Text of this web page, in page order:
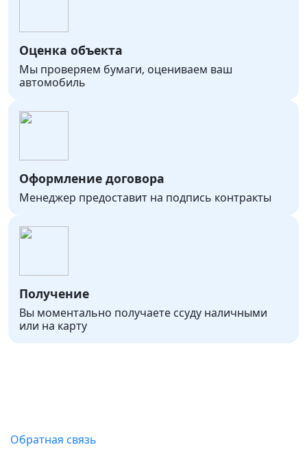
Оценка объекта
Мы проверяем бумаги, оцениваем ваш
автомобиль
Оформление договора
Менеджер предоставит на подпись контракты
Получение
Вы моментально получаете ссуду наличными
или на карту
Обратная связь